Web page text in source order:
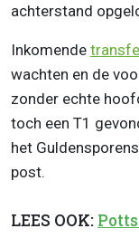
achterstand
Inkomende
wachten en de
zonder echte
toch een T1
het
post.
LEES OOK: